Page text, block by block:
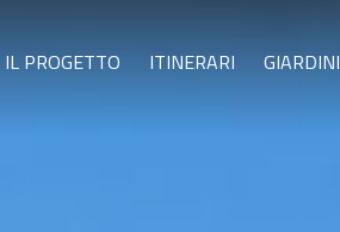
IL PROGETTO ITINERARI GIARDINI